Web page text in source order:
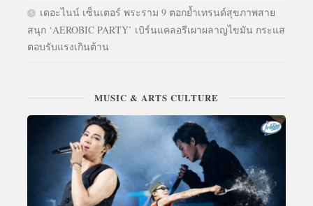
เดอะไนน์ เซ็นเตอร์ พระราม 9 ตอกย้ำเทรนด์สุขภาพสาย
สนุก ‘AEROBIC PARTY’ เบิร์นแคลอรีเผาผลาญไขมัน กระแส
ตอบรับแรงเกินต้าน
MUSIC & ARTS CULTURE